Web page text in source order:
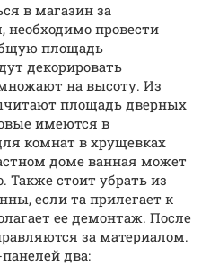
в магазин за
провести
площадь
декорировать
на высоту. Из
площадь дверных
имеются в
комнат в хрущевках
доме ванная может
Также стоит убрать из
если та прилегает к
ее демонтаж. После
за материалом.
два: